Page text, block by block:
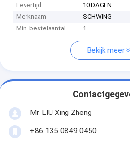
Levertijd
10 DAGEN
Merknaam
SCHWING
Min. bestelaantal
1
Bekijk meer
Mr. LIU Xing Zheng
+86 135 0849 0450